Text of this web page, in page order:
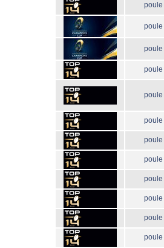
poule
poule
poule
poule
poule
poule
poule
poule
poule
poule
poule
poule